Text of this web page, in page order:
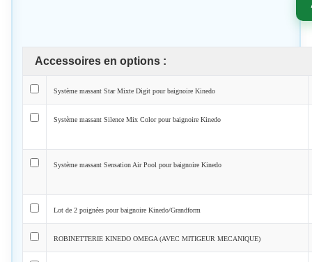
Accessoires en options :
Système massant Star Mixte Digit pour baignoire Kinedo
Système massant Silence Mix Color pour baignoire Kinedo
Système massant Sensation Air Pool pour baignoire Kinedo
Lot de 2 poignées pour baignoire Kinedo/Grandform
ROBINETTERIE KINEDO OMEGA (AVEC MITIGEUR MECANIQUE)